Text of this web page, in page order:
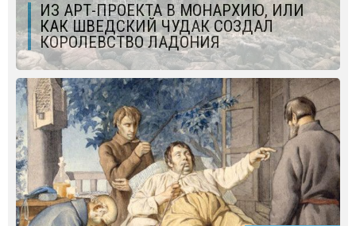
ИЗ АРТ-ПРОЕКТА В МОНАРХИЮ, ИЛИ
КАК ШВЕДСКИЙ ЧУДАК СОЗДАЛ
КОРОЛЕВСТВО ЛАДОНИЯ